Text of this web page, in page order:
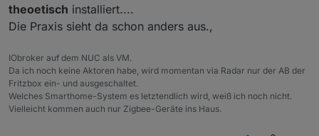
theoetisch installiert....
Die Praxis sieht da schon anders aus.,
IObroker auf dem NUC als VM.
Da ich noch keine Aktoren habe, wird momentan via Radar nur der AB der
Fritzbox ein- und ausgeschaltet.
Welches Smarthome-System es letztendlich wird, weiß ich noch nicht.
Vielleicht kommen auch nur Zigbee-Geräte ins Haus.